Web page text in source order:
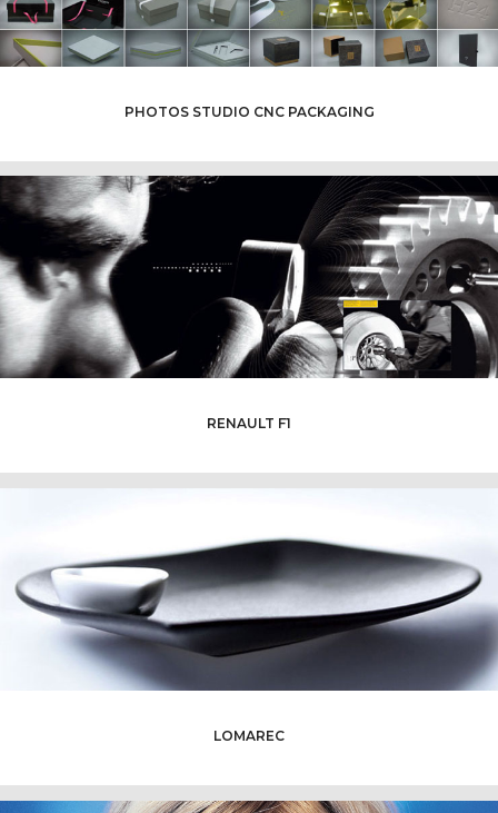
PHOTOS STUDIO CNC PACKAGING
RENAULT F1
LOMAREC